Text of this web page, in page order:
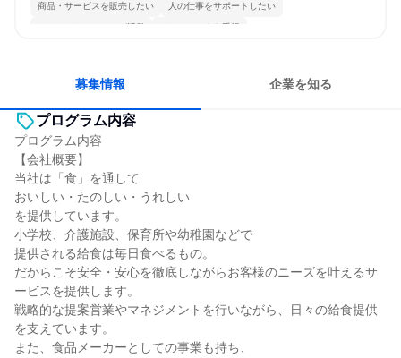
商品・サービスを販売したい 人の仕事をサポートしたい
コミュニケーションが活発 チームワークを重視
募集情報 企業を知る
プログラム内容
プログラム内容
【会社概要】
当社は「食」を通して
おいしい・たのしい・うれしい
を提供しています。
小学校、介護施設、保育所や幼稚園などで
提供される給食は毎日食べるもの。
だからこそ安全・安心を徹底しながらお客様のニーズを叶えるサ
ービスを提供します。
戦略的な提案営業やマネジメントを行いながら、日々の給食提供
を支えています。
また、食品メーカーとしての事業も持ち、